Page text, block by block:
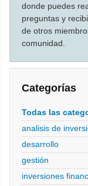
donde puedes
preguntas y
de otros
comunidad.
Categorías
Todas las
analisis de
desarrollo
gestión
inversiones